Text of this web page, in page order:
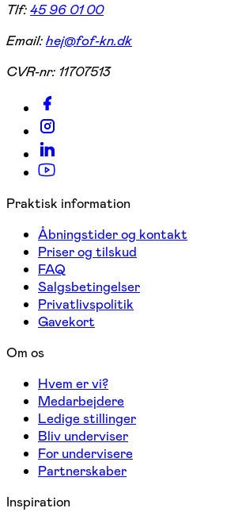
Tlf:45 96 01 00
Email:hej@fof-kn.dk
CVR-nr: 11707513
Praktisk information
Åbningstider og kontakt
Priser og tilskud
FAQ
Salgsbetingelser
Privatlivspolitik
Gavekort
Om os
Hvem er vi?
Medarbejdere
Ledige stillinger
Bliv underviser
For undervisere
Partnerskaber
Inspiration